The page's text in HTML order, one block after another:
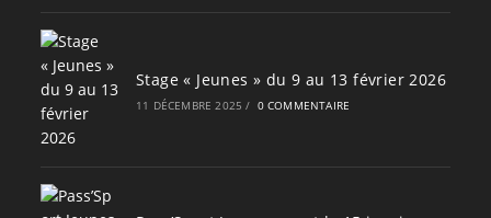
Stage « Jeunes » du 9 au 13 février 2026
11 DÉCEMBRE 2025 / 0 COMMENTAIRE